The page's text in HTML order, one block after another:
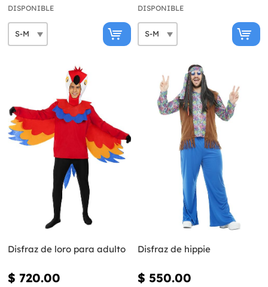
DISPONIBLE DISPONIBLE
Disfraz de loro para adulto
$ 720.00
Disfraz de hippie
$ 550.00